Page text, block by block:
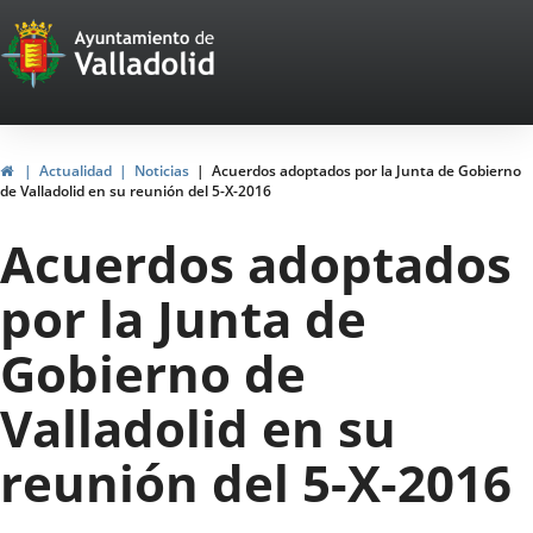
Portal
Web
del
Ayuntamiento
de
Valladolid
HomeActualidad Noticias
Acuerdos adoptados por la Junta de Gobierno
de Valladolid en su reunión del 5-X-2016
Acuerdos adoptados
por la Junta de
Gobierno de
Valladolid en su
reunión del 5-X-2016